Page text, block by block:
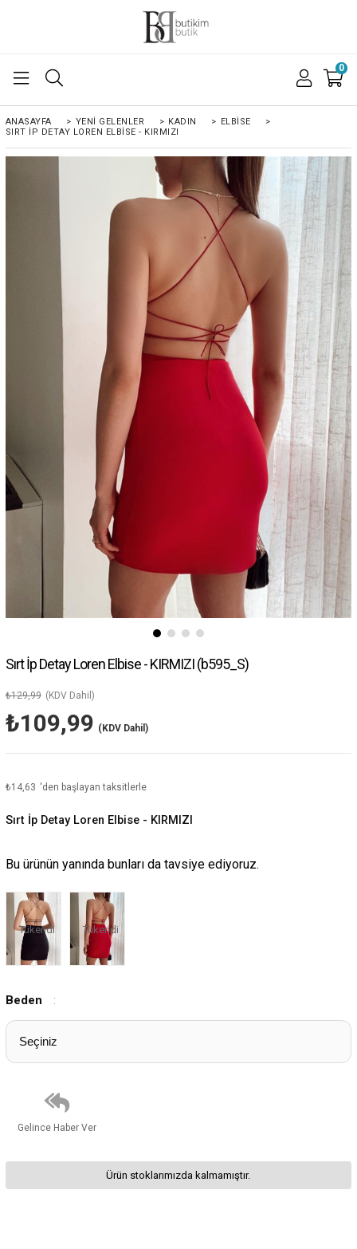
0
ANASAYFA > YENI GELENLER > KADIN > ELBISE
>
SIRT İP DETAY LOREN ELBISE - KIRMIZI
Sırt İp Detay Loren Elbise - KIRMIZI(b595_S)
₺129,99 (KDV Dahil)
₺109,99 (KDV Dahil)
₺14,63 'den başlayan taksitlerle
Sırt İp Detay Loren Elbise - KIRMIZI
Bu ürünün yanında bunları da tavsiye ediyoruz.
Tükendi Tükendi
Beden :
Gelince Haber Ver
Ürün stoklarımızda kalmamıştır.